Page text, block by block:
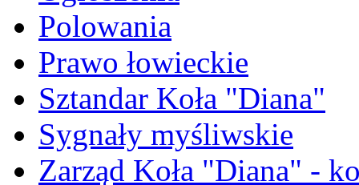
Polowania
Prawo łowieckie
Sztandar Koła "Diana"
Sygnały myśliwskie
Zarząd Koła "Diana" -